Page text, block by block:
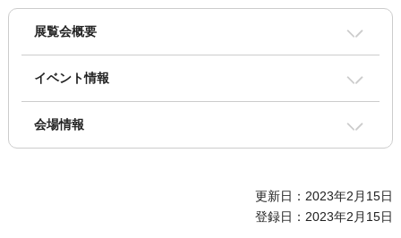
展覧会概要
イベント情報
会場情報
更新日：2023年2月15日
登録日：2023年2月15日